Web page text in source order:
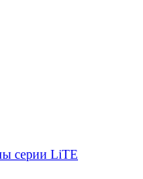
серии LiTE